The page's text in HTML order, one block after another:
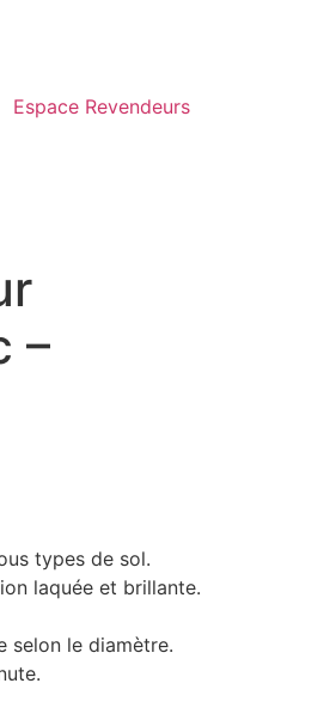
Espace Revendeurs
–
types de sol.
laquée et brillante.
selon le diamètre.